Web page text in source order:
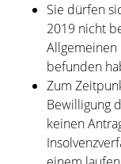
Sie dürfen
2019 nicht
befunden
Zum
Bewilligung
keinen